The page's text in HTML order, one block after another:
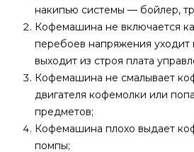
накипью системы — бойлер,
Кофемашина не включается
перебоев напряжения уходит
выходит из строя плата
Кофемашина не смалывает
двигателя кофемолки или
предметов;
Кофемашина плохо выдает
помпы;